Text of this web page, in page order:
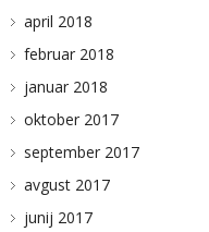
april 2018
februar 2018
januar 2018
oktober 2017
september 2017
avgust 2017
junij 2017